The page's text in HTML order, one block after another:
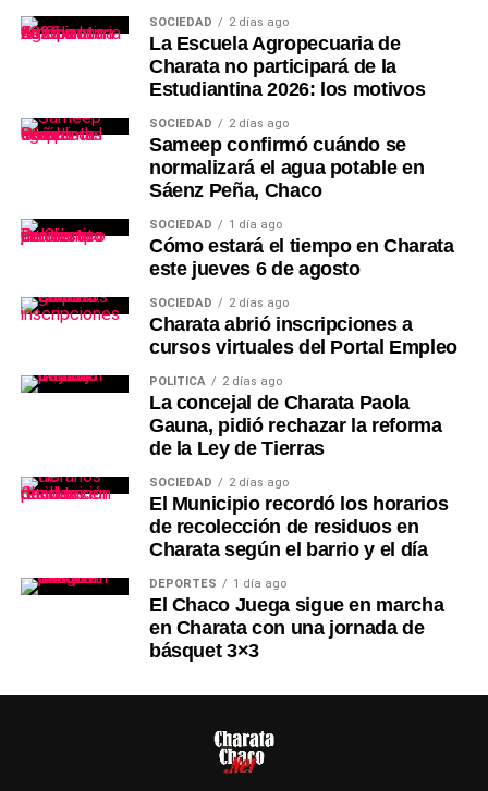
SOCIEDAD 2 días ago
La Escuela Agropecuaria de
Charata no participará de la
Estudiantina 2026: los motivos
SOCIEDAD 2 días ago
Sameep confirmó cuándo se
normalizará el agua potable en
Sáenz Peña, Chaco
SOCIEDAD 1 día ago
Cómo estará el tiempo en Charata
este jueves 6 de agosto
SOCIEDAD 2 días ago
Charata abrió inscripciones a
cursos virtuales del Portal Empleo
POLÍTICA 2 días ago
La concejal de Charata Paola
Gauna, pidió rechazar la reforma
de la Ley de Tierras
SOCIEDAD 2 días ago
El Municipio recordó los horarios
de recolección de residuos en
Charata según el barrio y el día
DEPORTES 1 día ago
El Chaco Juega sigue en marcha
en Charata con una jornada de
básquet 3×3